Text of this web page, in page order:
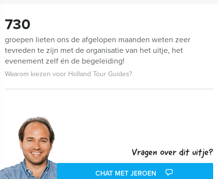
730
groepen lieten ons de afgelopen maanden weten zeer
tevreden te zijn met de organisatie van het uitje, het
evenement zelf én de begeleiding!
Waarom kiezen voor Holland Tour Guides?
Vragen over dit uitje?
CHAT MET JEROEN